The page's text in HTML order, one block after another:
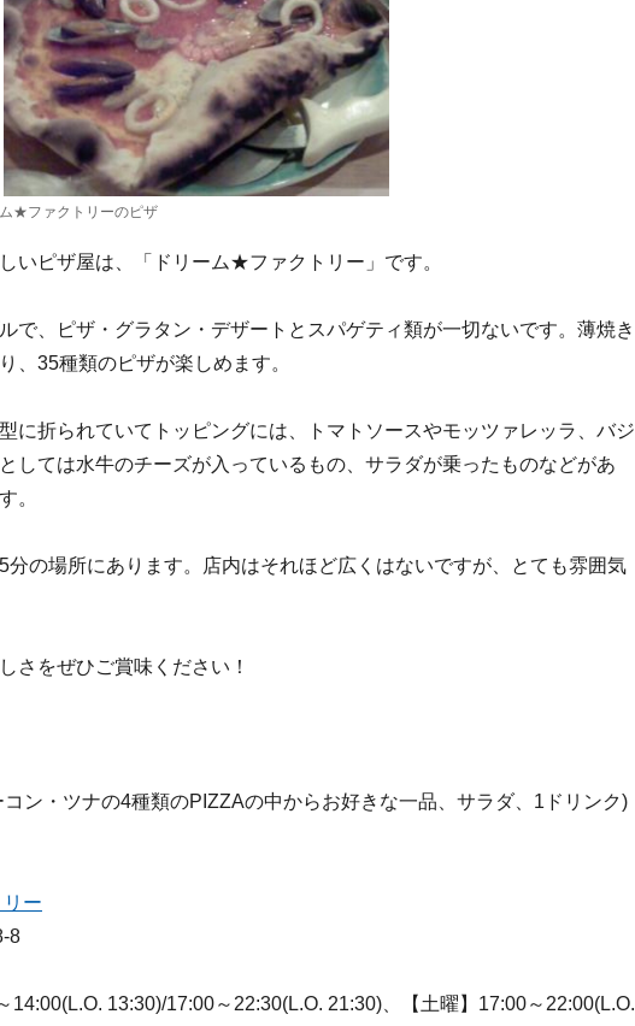
ム★ファクトリーのピザ
いピザ屋は、「ドリーム★ファクトリー」です。
で、ピザ・グラタン・デザートとスパゲティ類が一切ないです。薄焼き
、35種類のピザが楽しめます。
に折られていてトッピングには、トマトソースやモッツァレッラ、バジ
しては水牛のチーズが入っているもの、サラダが乗ったものなどがあ
。
分の場所にあります。店内はそれほど広くはないですが、とても雰囲気
さをぜひご賞味ください！
ン・ツナの4種類のPIZZAの中からお好きな一品、サラダ、1ドリンク)
ー
8
14:00(L.O. 13:30)/17:00～22:30(L.O. 21:30)、【土曜】17:00～22:00(L.O.